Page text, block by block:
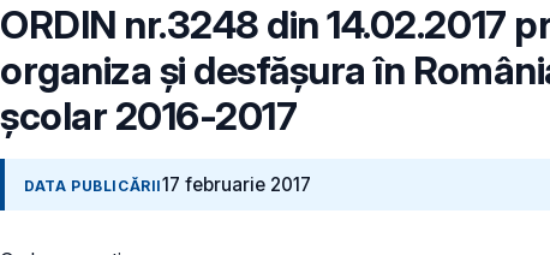
ORDIN nr.3248 din
organiza și desfășura în
școlar 2016-2017
DATA PUBLICĂRII17 februarie 2017